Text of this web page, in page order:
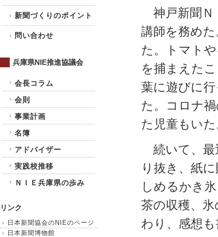
新聞づくりのポイント
問い合わせ
兵庫県NIE推進協議会
会長コラム
会則
事業計画
名簿
アドバイザー
実践校推移
ＮＩＥ兵庫県の歩み
リンク
日本新聞協会のNIEのページ
日本新聞博物館
神戸新聞Ｎ
講師を務め
た。トマト
を捕まえた
葉に遊びに
た。コロナ
た児童もい
続いて、最
り抜き、紙
しめるかき
茶の収穫、
わり、感想